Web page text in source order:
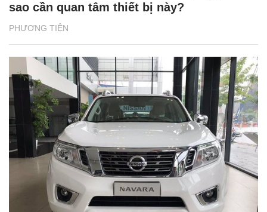
PHƯƠNG TIỆN
sao cần quan tâm thiết bị này?